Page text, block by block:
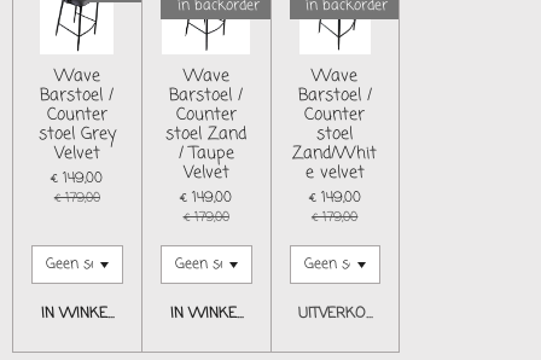
Wave
Barstoel /
Counter
stoel Grey
Velvet
€ 149,00
€ 179,00
IN WINKELWAGEN
in backorder
Wave
Barstoel /
Counter
stoel Zand
/ Taupe
Velvet
€ 149,00
€ 179,00
IN WINKELWAGEN
in backorder
Wave
Barstoel /
Counter
stoel
Zand/Whit
e velvet
€ 149,00
€ 179,00
UITVERKOCHT